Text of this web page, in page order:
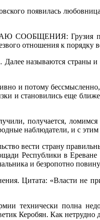
появилась
Грузия
отношения к порядку
называются страны
и потому
и становились еще
получается,
наблюдатели, и с этим
вести страну
Республики в Ереване
и безропотно
Цитата: «Власти не
технически полна
Керобян. Как нетрудно